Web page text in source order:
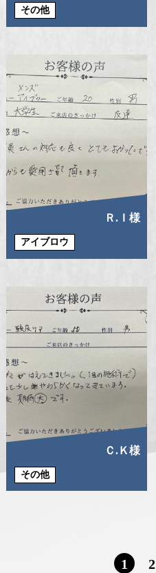
その他
Ｒ.Ｉ様
アイブロウ
Ｃ.Ｋ様
その他
1 2